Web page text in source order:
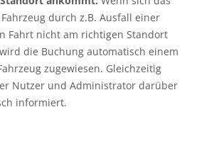
durch z.B. Ausfall einer
Fahrt nicht am richtigen Standort
die Buchung automatisch einem
zugewiesen. Gleichzeitig
Nutzer und Administrator darüber
informiert.